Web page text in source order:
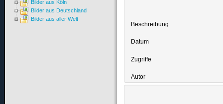
Beschreibung
Datum
Zugriffe
Autor
Bilder aus Köln
Bilder aus Deutschland
Bilder aus aller Welt